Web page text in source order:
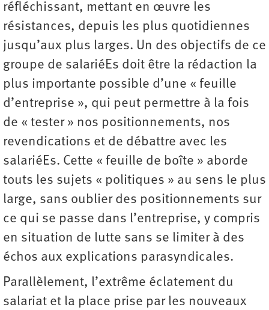
réfléchissant, mettant en œuvre les
résistances, depuis les plus quotidiennes
jusqu’aux plus larges. Un des objectifs de ce
groupe de salariéEs doit être la rédaction la
plus importante possible d’une « feuille
d’entreprise », qui peut permettre à la fois
de « tester » nos positionnements, nos
revendications et de débattre avec les
salariéEs. Cette « feuille de boîte » aborde
touts les sujets « politiques » au sens le plus
large, sans oublier des positionnements sur
ce qui se passe dans l’entreprise, y compris
en situation de lutte sans se limiter à des
échos aux explications parasyndicales.
Parallèlement, l’extrême éclatement du
salariat et la place prise par les nouveaux